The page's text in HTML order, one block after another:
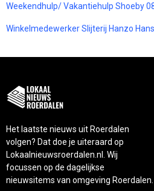
Weekendhulp/ Vakantiehulp Shoeby
Winkelmedewerker Slijterij Hanzo
Het laatste nieuws uit Roerdalen
volgen? Dat doe je uiteraard op
Lokaalnieuwsroerdalen.nl. Wij
focussen op de dagelijkse
nieuwsitems van omgeving Roerdalen.